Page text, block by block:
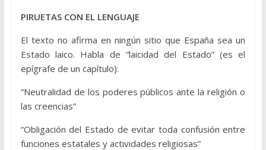
PIRUETAS CON EL LENGUAJE
El texto no afirma en ningún sitio que España sea un
Estado laico. Habla de “laicidad del Estado” (es el
epígrafe de un capítulo):
“Neutralidad de los poderes públicos ante la religión o
las creencias”
“Obligación del Estado de evitar toda confusión entre
funciones estatales y actividades religiosas”